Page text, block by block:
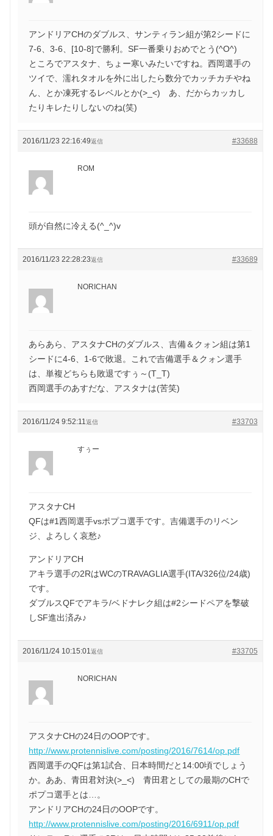
アンドリアCHのダブルス、サンティラン組が第2シードに
7-6、3-6、[10-8]で勝利。SF一番乗りおめでとう(^O^)
ところでアスタナ、ちょー寒いみたいですね。西岡選手の
ツイで、濡れタオルを外に出したら数分でカッチカチやね
ん、とか凍死するレベルとか(>_<) あ、だからカッカし
たりキレたりしないのね(笑)
2016/11/23 22:16:49 #33688
返信
ROM
頭が自然に冷える(^_^)v
2016/11/23 22:28:23 #33689
返信
NORICHAN
あらあら、アスタナCHのダブルス、吉備＆クォン組は第1
シードに4-6、1-6で敗退。これで吉備選手＆クォン選手
は、単複どちらも敗退ですぅ～(T_T)
西岡選手のあすだな、アスタナは(苦笑)
2016/11/24 9:52:11 #33703
返信
すぅー
アスタナCH
QFは#1西岡選手vsポプコ選手です。吉備選手のリベン
ジ、よろしく哀愁♪
アンドリアCH
アキラ選手の2RはWCのTRAVAGLIA選手(ITA/326位/24歳)
です。
ダブルスQFでアキラ/ベドナレク組は#2シードペアを撃破
しSF進出済み♪
2016/11/24 10:15:01 #33705
返信
NORICHAN
アスタナCHの24日のOOPです。
http://www.protennislive.com/posting/2016/7614/op.pdf
西岡選手のQFは第1試合、日本時間だと14:00頃でしょう
か。ああ、青田君対決(>_<) 青田君としての最期のCHで
ポプコ選手とは…。
アンドリアCHの24日のOOPです。
http://www.protennislive.com/posting/2016/6911/op.pdf